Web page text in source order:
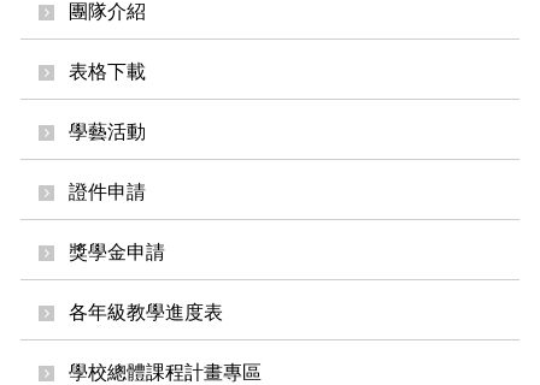
團隊介紹
表格下載
學藝活動
證件申請
獎學金申請
各年級教學進度表
學校總體課程計畫專區